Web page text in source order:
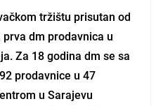
tržištu prisutan od
dm prodavnica u
Za 18 godina dm se sa
prodavnice u 47
u Sarajevu